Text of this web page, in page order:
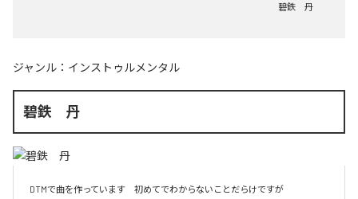
碧鉄 丹
ジャンル： インストゥルメンタル
碧鉄 丹
DTMで曲を作っています　初めてでわからないことだらけですが